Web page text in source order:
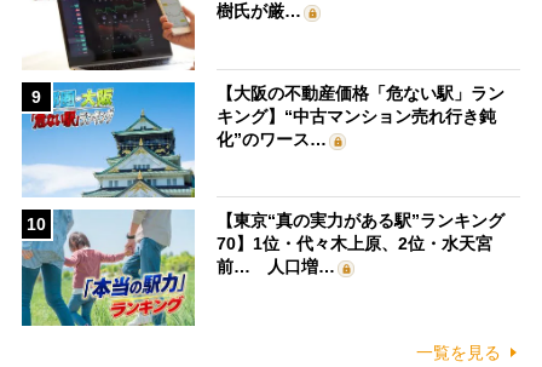
樹氏が厳…
9
【大阪の不動産価格「危ない駅」ラン
キング】“中古マンション売れ行き鈍
化”のワース…
10
【東京“真の実力がある駅”ランキング
70】1位・代々木上原、2位・水天宮
前… 人口増…
一覧を見る